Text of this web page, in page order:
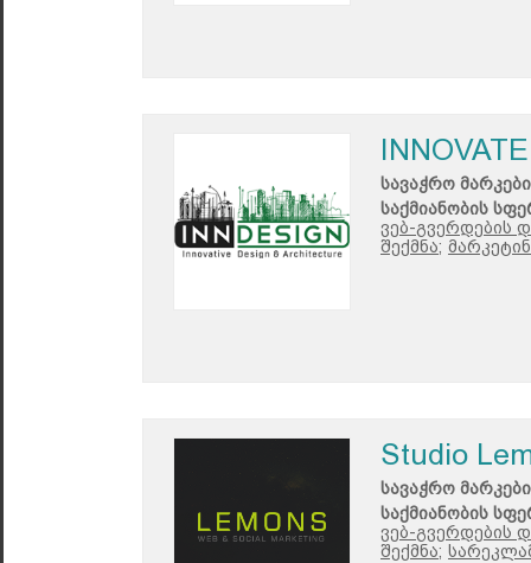
INNOVATE
სავაჭრო
საქმიანობის
ვებ-გვერდების
შექმნა;
Studio
სავაჭრო
საქმიანობის
ვებ-გვერდების
შექმნა;